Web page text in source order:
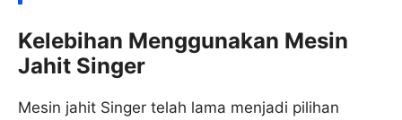
Kelebihan Menggunakan Mesin
Jahit Singer
Mesin jahit Singer telah lama menjadi pilihan